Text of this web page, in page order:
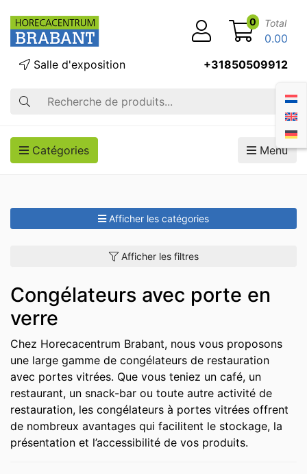
Recherche
Salle d'exposition +31850509912
0 Total
0.00
Catégories Menu
Afficher les catégories
Afficher les filtres
Congélateurs avec porte en
verre
Chez Horecacentrum Brabant, nous vous proposons
une large gamme de congélateurs de restauration
avec portes vitrées. Que vous teniez un café, un
restaurant, un snack-bar ou toute autre activité de
restauration, les congélateurs à portes vitrées offrent
de nombreux avantages qui facilitent le stockage, la
présentation et l’accessibilité de vos produits.